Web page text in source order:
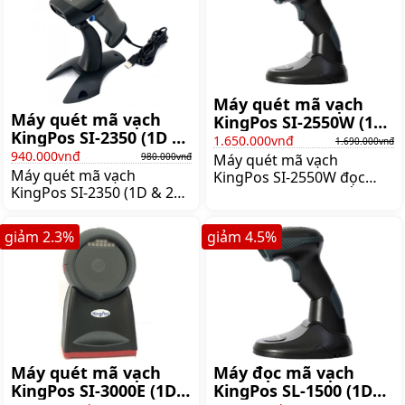
quét mà không cần cầm
máy, Giá:2.460.000 đ
người dùng có thể yên
tâm sử dụng,
Giá:3.290.000 đ
Máy quét mã vạch
KingPos SI-2350 (1D và
2D có dây)
940.000vnđ 980.000vnđ
Máy quét mã vạch
KingPos SI-2350 (1D & 2D
được tất cả các chuẩn mã
vạch 1D, 2D (QRCODE,
Data Matrix, PDF 417) độ
mịn mã vạch 5 mil,
Giá:980.000 đ
Máy quét mã vạch
KingPos SI-2550W (1D
và 2D không dây)
1.650.000vnđ 1.690.000vnđ
Máy quét mã vạch
KingPos SI-2550W đọc
QR Code, Data Matrix,
PDF417, Giá:1.690.000 đ
Máy quét mã vạch
KingPos SI-3000E (1D,
giảm 2.3%
Máy đọc mã vạch
KingPos SL-1500 (1D
giảm 4.5%